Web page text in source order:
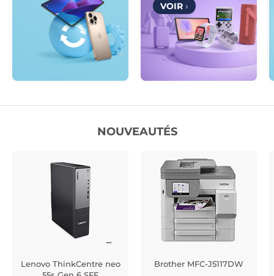
VOIR ›
NOUVEAUTÉS
Lenovo ThinkCentre neo
Brother MFC-J5117DW